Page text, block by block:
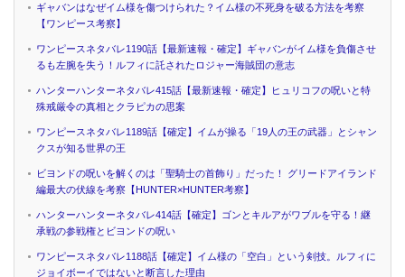
ギャバンはなぜイム様を傷つけられた？イム様の不死身を破る方法を考察
【ワンピース考察】
ワンピースネタバレ1190話【最新速報・確定】ギャバンがイム様を負傷させ
るも左腕を失う！ルフィに託されたロジャー海賊団の意志
ハンターハンターネタバレ415話【最新速報・確定】ヒュリコフの呪いと特
殊戒厳令の真相とクラピカの思案
ワンピースネタバレ1189話【確定】イムが操る「19人の王の武器」とシャン
クスが知る世界の王
ビヨンドの呪いを解くのは「聖騎士の首飾り」だった！ グリードアイランド
編最大の伏線を考察【HUNTER×HUNTER考察】
ハンターハンターネタバレ414話【確定】ゴンとキルアがワブルを守る！継
承戦の参戦権とビヨンドの呪い
ワンピースネタバレ1188話【確定】イム様の「空白」という剣技。ルフィに
ジョイボーイではないと断言した理由